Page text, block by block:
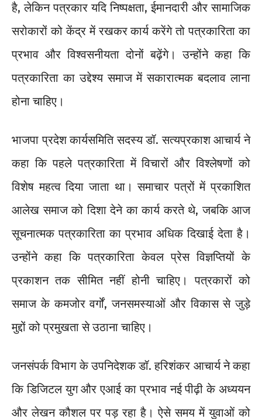
है, लेकिन पत्रकार यदि निष्पक्षता, ईमानदारी और सामाजिक
सरोकारों को केंद्र में रखकर कार्य करेंगे तो पत्रकारिता का
प्रभाव और विश्वसनीयता दोनों बढ़ेंगे। उन्होंने कहा कि
पत्रकारिता का उद्देश्य समाज में सकारात्मक बदलाव लाना
होना चाहिए।
भाजपा प्रदेश कार्यसमिति सदस्य डॉ. सत्यप्रकाश आचार्य ने
कहा कि पहले पत्रकारिता में विचारों और विश्लेषणों को
विशेष महत्व दिया जाता था। समाचार पत्रों में प्रकाशित
आलेख समाज को दिशा देने का कार्य करते थे, जबकि आज
सूचनात्मक पत्रकारिता का प्रभाव अधिक दिखाई देता है।
उन्होंने कहा कि पत्रकारिता केवल प्रेस विज्ञप्तियों के
प्रकाशन तक सीमित नहीं होनी चाहिए। पत्रकारों को
समाज के कमजोर वर्गों, जनसमस्याओं और विकास से जुड़े
मुद्दों को प्रमुखता से उठाना चाहिए।
जनसंपर्क विभाग के उपनिदेशक डॉ. हरिशंकर आचार्य ने कहा
कि डिजिटल युग और एआई का प्रभाव नई पीढ़ी के अध्ययन
और लेखन कौशल पर पड़ रहा है। ऐसे समय में युवाओं को